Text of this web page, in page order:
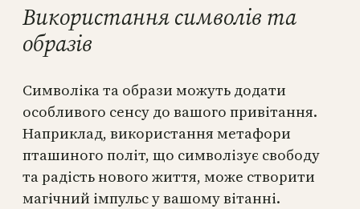
Використання символів та
образів
Символіка та образи можуть додати
особливого сенсу до вашого привітання.
Наприклад, використання метафори
пташиного політ, що символізує свободу
та радість нового життя, може створити
магічний імпульс у вашому вітанні.